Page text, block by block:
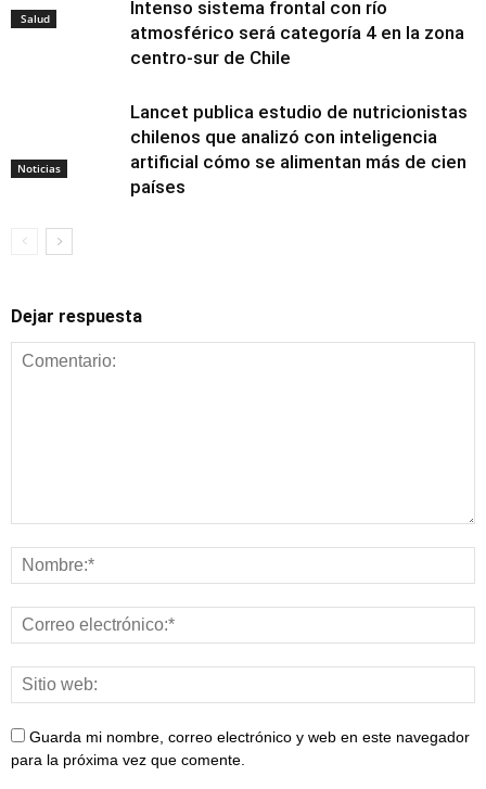
Salud
Noticias
Intenso sistema frontal con río
atmosférico será categoría 4 en la zona
centro-sur de Chile
Alimentación y
nutrición
Lancet publica estudio de nutricionistas
chilenos que analizó con inteligencia
artificial cómo se alimentan más de cien
países
Dejar respuesta
Guarda mi nombre, correo electrónico y web en este navegador
para la próxima vez que comente.